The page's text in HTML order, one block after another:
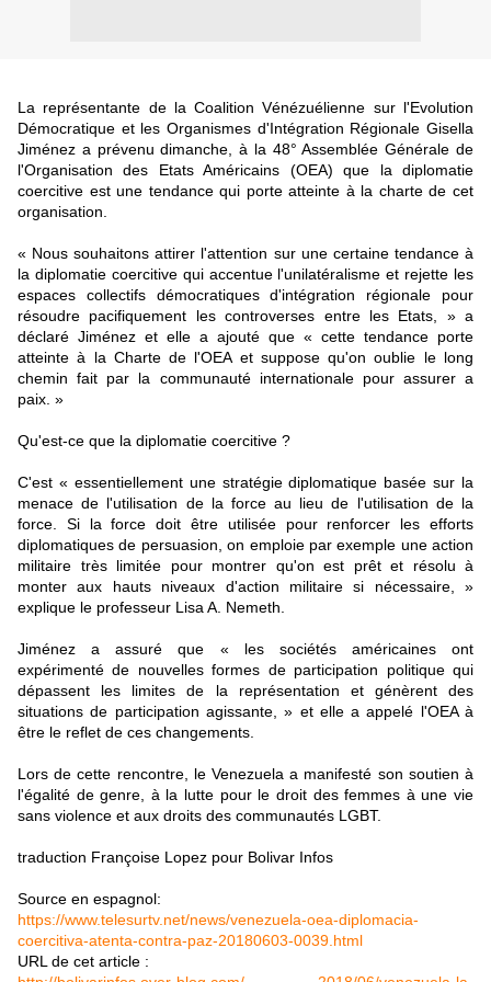
La représentante de la Coalition Vénézuélienne sur l'Evolution
Démocratique et les Organismes d'Intégration Régionale Gisella
Jiménez a prévenu dimanche, à la 48° Assemblée Générale de
l'Organisation des Etats Américains (OEA) que la diplomatie
coercitive est une tendance qui porte atteinte à la charte de cet
organisation.
« Nous souhaitons attirer l'attention sur une certaine tendance à
la diplomatie coercitive qui accentue l'unilatéralisme et rejette les
espaces collectifs démocratiques d'intégration régionale pour
résoudre pacifiquement les controverses entre les Etats, » a
déclaré Jiménez et elle a ajouté que « cette tendance porte
atteinte à la Charte de l'OEA et suppose qu'on oublie le long
chemin fait par la communauté internationale pour assurer a
paix. »
Qu'est-ce que la diplomatie coercitive ?
C'est « essentiellement une stratégie diplomatique basée sur la
menace de l'utilisation de la force au lieu de l'utilisation de la
force. Si la force doit être utilisée pour renforcer les efforts
diplomatiques de persuasion, on emploie par exemple une action
militaire très limitée pour montrer qu'on est prêt et résolu à
monter aux hauts niveaux d'action militaire si nécessaire, »
explique le professeur Lisa A. Nemeth.
Jiménez a assuré que « les sociétés américaines ont
expérimenté de nouvelles formes de participation politique qui
dépassent les limites de la représentation et génèrent des
situations de participation agissante, » et elle a appelé l'OEA à
être le reflet de ces changements.
Lors de cette rencontre, le Venezuela a manifesté son soutien à
l'égalité de genre, à la lutte pour le droit des femmes à une vie
sans violence et aux droits des communautés LGBT.
traduction Françoise Lopez pour Bolivar Infos
Source en espagnol:
https://www.telesurtv.net/news/venezuela-oea-diplomacia-
coercitiva-atenta-contra-paz-20180603-0039.html
URL de cet article :